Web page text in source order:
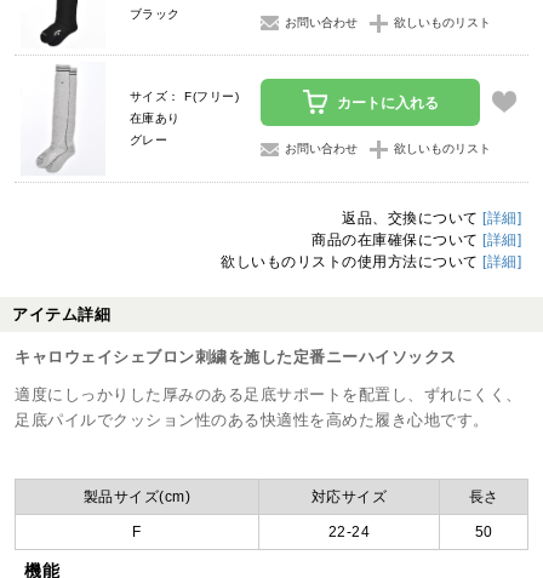
ブラック
お問い合わせ 欲しいものリスト
サイズ： F(フリー)
在庫あり
グレー
カートに入れる
お問い合わせ 欲しいものリスト
返品、交換について [詳細]
商品の在庫確保について [詳細]
欲しいものリストの使用方法について [詳細]
アイテム詳細
キャロウェイシェブロン刺繍を施した定番ニーハイソックス
適度にしっかりした厚みのある足底サポートを配置し、ずれにくく、
足底パイルでクッション性のある快適性を高めた履き心地です。
製品サイズ(cm) 対応サイズ 長さ
F 22-24 50
機能